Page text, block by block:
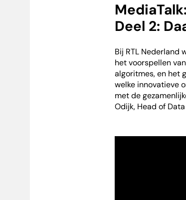
Deel 2:
Bij RTL Nederland
het voorspellen
algoritmes, en het
welke innovatieve
met de
Odijk, Head of